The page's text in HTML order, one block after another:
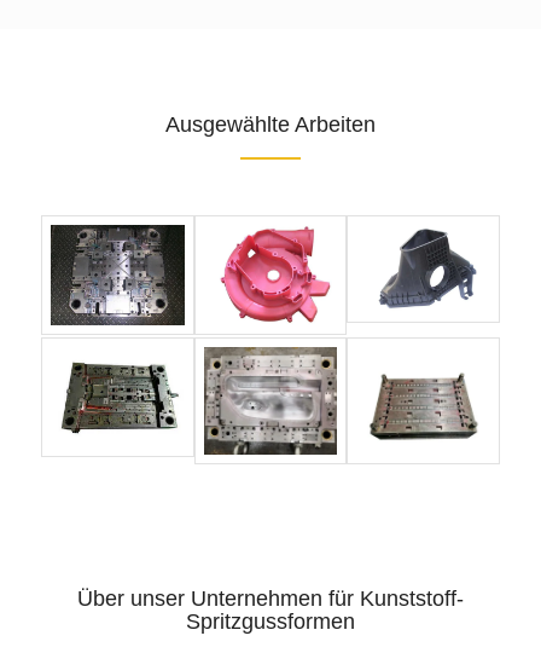
Ausgewählte Arbeiten
Über unser Unternehmen für Kunststoff-
Spritzgussformen